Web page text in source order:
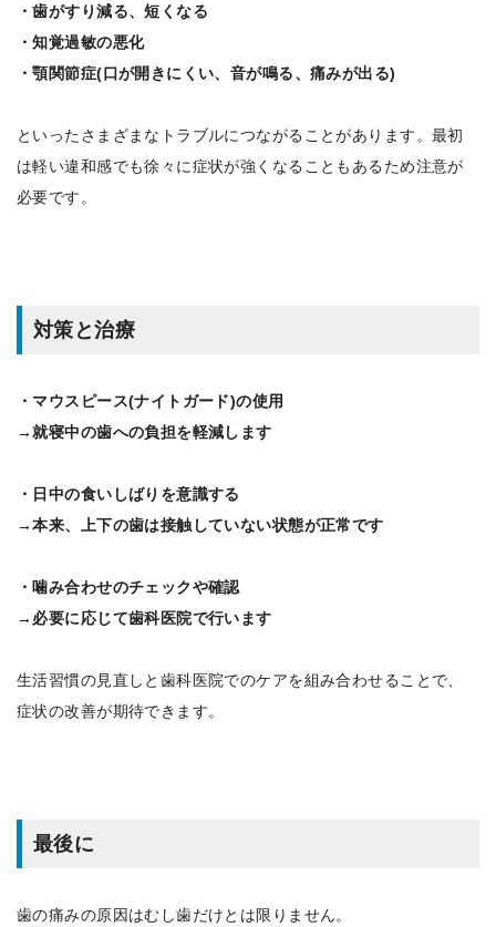
・歯がすり減る、短くなる
・知覚過敏の悪化
・顎関節症(口が開きにくい、音が鳴る、痛みが出る)
といったさまざまなトラブルにつながることがあります。最初
は軽い違和感でも徐々に症状が強くなることもあるため注意が
必要です。
対策と治療
・マウスピース(ナイトガード)の使用
→就寝中の歯への負担を軽減します
・日中の食いしばりを意識する
→本来、上下の歯は接触していない状態が正常です
・噛み合わせのチェックや確認
→必要に応じて歯科医院で行います
生活習慣の見直しと歯科医院でのケアを組み合わせることで、
症状の改善が期待できます。
最後に
歯の痛みの原因はむし歯だけとは限りません。